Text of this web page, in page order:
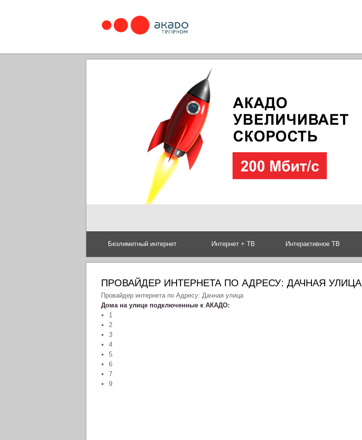
Безлимитный интернет Интернет + ТВ Интерактивное ТВ
ПРОВАЙДЕР ИНТЕРНЕТА ПО АДРЕСУ: ДАЧНАЯ УЛИЦА
Провайдер интернета по Адресу: Дачная улица
Дома на улице подключенные к АКАДО:
1
2
3
4
5
6
7
9